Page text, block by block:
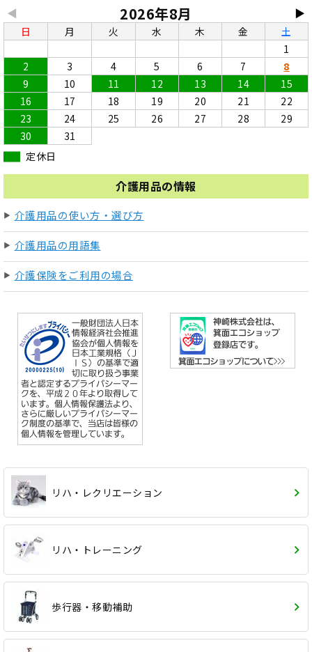
◀ ▶
2026年8月
日 月 火 水 木 金
土
1
2
3 4 5 6 7
8
9
10 11 12 13 14
15
16
17 18 19 20 21
22
23
24 25 26 27 28
29
30
31
定休日
介護用品の情報
介護用品の使い方・選び方
介護用品の用語集
介護保険をご利用の場合
リハ・レクリエーション
リハ・トレーニング
歩行器・移動補助